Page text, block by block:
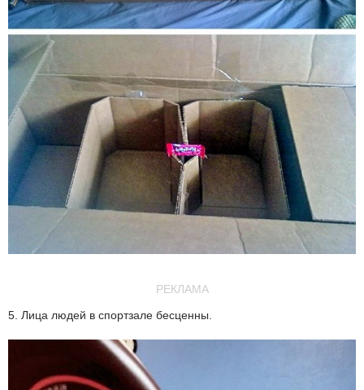
РЕКЛАМА
5. Лица людей в спортзале бесценны.